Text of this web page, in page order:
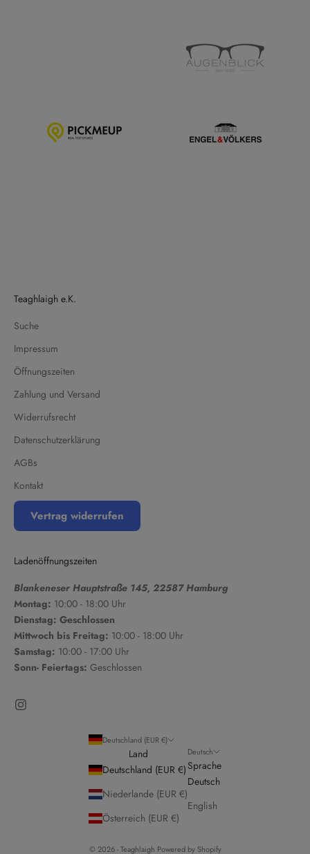
Teaghlaigh e.K.
Suche
Impressum
Öffnungszeiten
Zahlung und Versand
Widerrufsrecht
Datenschutzerklärung
AGBs
Kontakt
Vertrag widerrufen
Ladenöffnungszeiten
Blankeneser Hauptstraße 145, 22587 Hamburg
Montag: 10:00 - 18:00 Uhr
Dienstag: Geschlossen
Mittwoch bis Freitag: 10:00 - 18:00 Uhr
Samstag: 10:00 - 17:00 Uhr
Sonn- Feiertags: Geschlossen
Deutschland (EUR €)
Land
Deutschland (EUR €)
Niederlande (EUR €)
Österreich (EUR €)
Deutsch
Sprache
Deutsch
English
© 2026 - Teaghlaigh Powered by Shopify